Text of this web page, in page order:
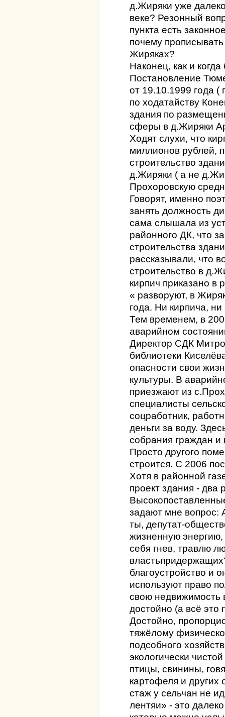
д.Жиряки уже
веке? Резонный
пункта есть
почему
Жиряках?
Наконец, как и
Постановление
от 19.10.1999 года (
по ходатайству
здания по
сферы в д.Жиряки
Ходят слухи, что
миллионов рублей,
строительство
д.Жиряки ( а не
Прохоровскую
Говорят, именно
занять должность
сама слышала из
районного ДК, что
строительства
рассказывали, что
строительство в
кирпич приказано в
« разворуют, в
года. Ни кирпича, ни
Тем временем, в
аварийном
Директор СДК
библиотеки
опасности свои
культуры. В
приезжают из
специалисты
соцработник,
деньги за воду.
собрания граждан
Просто другого
строится. С 2006
Хотя в районной
проект здания - два
задают мне вопрос:
ты, депутат-
жизненную
себя гнев, травлю
благоустройство и
используют право
свою недвижимость
достойно (а всё это
Достойно,
тяжёлому
подсобного
экологически
птицы, свинины,
картофеля и
стаж у сельчан не
лентяи» - это